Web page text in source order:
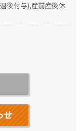
後付与),産前産後休